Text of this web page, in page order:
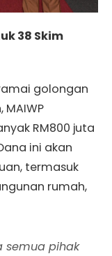
38 Skim
golongan
RM800 juta
ini akan
termasuk
rumah,
semua pihak